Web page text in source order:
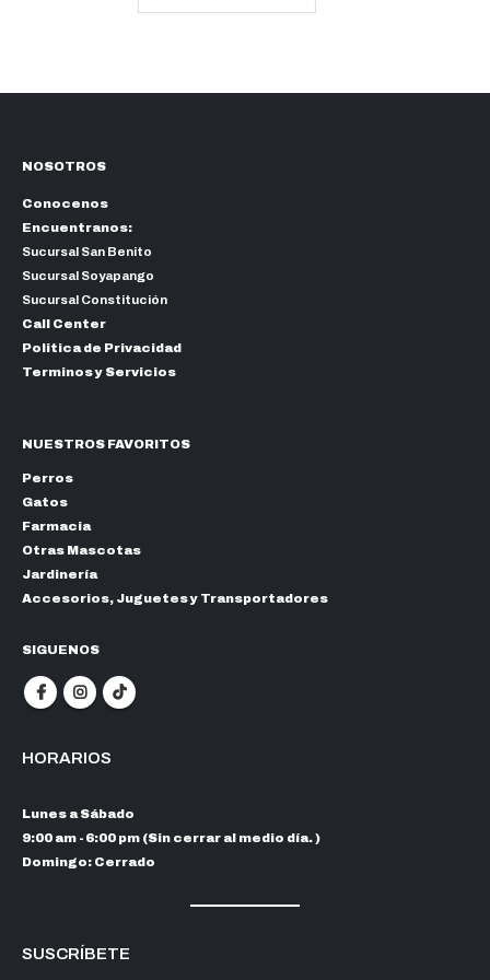
$11.50
$8.10
NOSOTROS
Conocenos
Encuentranos:
Sucursal San Benito
Sucursal Soyapango
Sucursal Constitución
Call Center
Politica de Privacidad
Terminos y Servicios
NUESTROS FAVORITOS
Perros
Gatos
Farmacia
Otras Mascotas
Jardinería
Accesorios, Juguetes y Transportadores
SIGUENOS
HORARIOS
Lunes a Sábado
9:00 am - 6:00 pm (Sin cerrar al medio día. )
Domingo: Cerrado
SUSCRÍBETE